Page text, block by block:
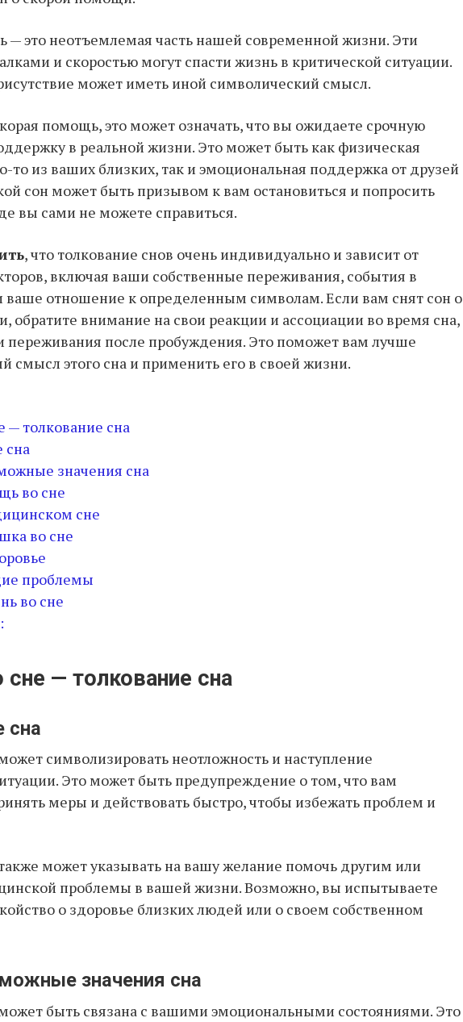
— это неотъемлемая часть нашей современной жизни. Эти
и скоростью могут спасти жизнь в критической ситуации.
может иметь иной символический смысл.
помощь, это может означать, что вы ожидаете срочную
в реальной жизни. Это может быть как физическая
то из ваших близких, так и эмоциональная поддержка от друзей
сон может быть призывом к вам остановиться и попросить
вы сами не можете справиться.
, что толкование снов очень индивидуально и зависит от
включая ваши собственные переживания, события в
отношение к определенным символам. Если вам снят сон о
обратите внимание на свои реакции и ассоциации во время сна,
переживания после пробуждения. Это поможет вам лучше
смысл этого сна и применить его в своей жизни.
— толкование сна
сна
значения сна
во сне
сне
во сне
проблемы
во сне
сне — толкование сна
сна
символизировать неотложность и наступление
Это может быть предупреждение о том, что вам
меры и действовать быстро, чтобы избежать проблем и
может указывать на вашу желание помочь другим или
проблемы в вашей жизни. Возможно, вы испытываете
о здоровье близких людей или о своем собственном
значения сна
быть связана с вашими эмоциональными состояниями. Это